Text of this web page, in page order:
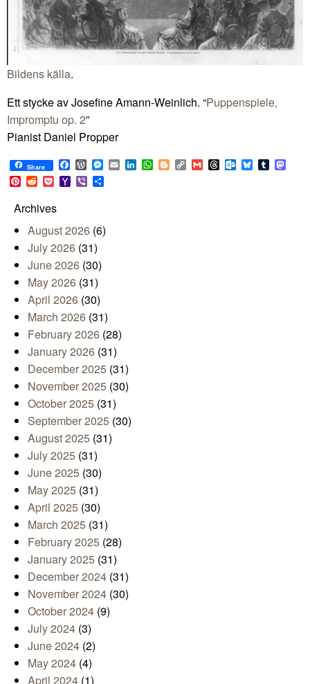
Bildens källa.
Ett stycke av Josefine Amann-Weinlich. “Puppenspiele,
Impromptu op. 2”
Pianist Daniel Propper
Share Facebook
WordPress
Messenger
EmailLinkedIn
WhatsApp
BloggerCopy
Link
GmailThreadsOutlook.com
BlueskyTumblr
Pinterest
RedditPocketYahoo
Mail
Viber
Archives
August 2026 (6)
July 2026 (31)
June 2026 (30)
May 2026 (31)
April 2026 (30)
March 2026 (31)
February 2026 (28)
January 2026 (31)
December 2025 (31)
November 2025 (30)
October 2025 (31)
September 2025 (30)
August 2025 (31)
July 2025 (31)
June 2025 (30)
May 2025 (31)
April 2025 (30)
March 2025 (31)
February 2025 (28)
January 2025 (31)
December 2024 (31)
November 2024 (30)
October 2024 (9)
July 2024 (3)
June 2024 (2)
May 2024 (4)
April 2024 (1)